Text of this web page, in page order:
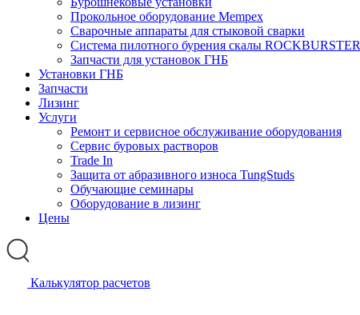
Прокольное оборудование Mempex
Сварочные аппараты для стыковой сварки
Система пилотного бурения скалы ROCKBURSTER
Запчасти для установок ГНБ
Установки ГНБ
Запчасти
Лизинг
Услуги
Ремонт и сервисное обслуживание оборудования
Сервис буровых растворов
Trade In
Защита от абразивного износа TungStuds
Обучающие семинары
Оборудование в лизинг
Цены
Калькулятор расчетов